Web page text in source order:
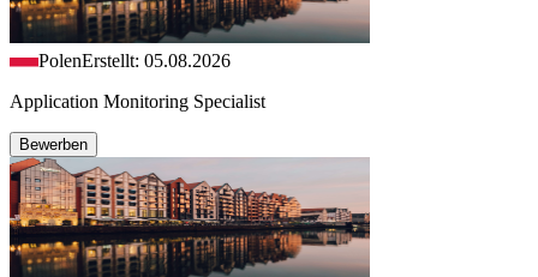
PolenErstellt: 05.08.2026
Application Monitoring Specialist
Bewerben